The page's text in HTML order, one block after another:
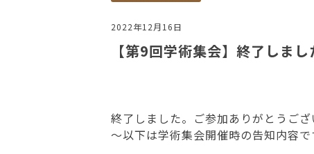
2022年12月16日
【第9回学術集会】終了しま
終了しました。ご参加ありがとうござ
〜以下は学術集会開催時の告知内容で